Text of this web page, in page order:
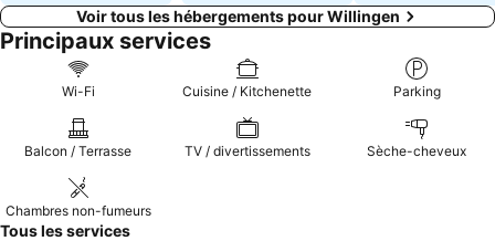
Voir tous les hébergements pour Willingen
Principaux services
Wi-Fi Cuisine / Kitchenette Parking
Balcon / Terrasse TV / divertissements Sèche-cheveux
Chambres non-fumeurs
Tous les services